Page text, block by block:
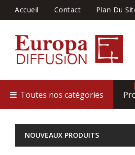
Accueil Contact Plan Du
Toutes nos catégories
NOUVEAUX PRODUITS